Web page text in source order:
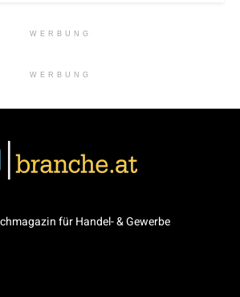
WERBUNG
WERBUNG
für Handel- & Gewerbe